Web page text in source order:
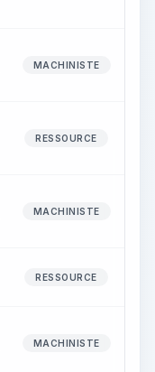
MACHINISTE
RESSOURCE
MACHINISTE
RESSOURCE
MACHINISTE